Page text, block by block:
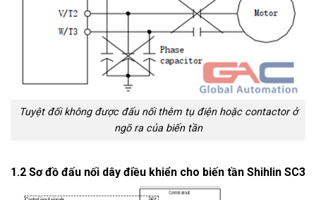
Tuyệt đối không được đấu nối thêm tụ điện hoặc contactor ở
ngõ ra của biến tần
1.2 Sơ đồ đấu nối dây điều khiển cho biến tần Shihlin SC3